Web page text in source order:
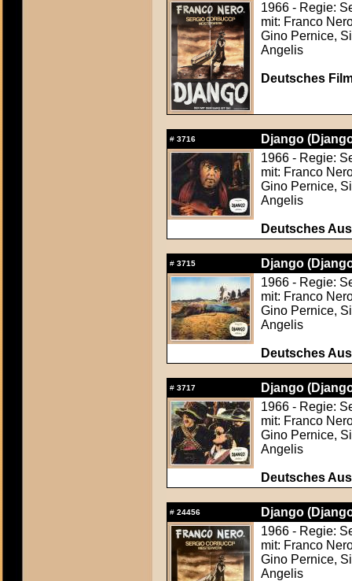
1966 - Regie:
mit: Franco
Gino Pernice,
Angelis
Deutsches
# 3716
Django
1966 - Regie:
mit: Franco
Gino Pernice,
Angelis
Deutsches
# 3715
Django
1966 - Regie:
mit: Franco
Gino Pernice,
Angelis
Deutsches
# 3717
Django
1966 - Regie:
mit: Franco
Gino Pernice,
Angelis
Deutsches
# 24456
Django
1966 - Regie:
mit: Franco
Gino Pernice,
Angelis